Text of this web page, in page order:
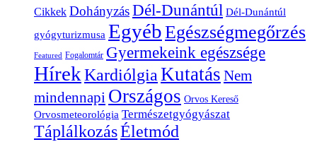
Cikkek DohányzásDél-Dunántúl Dél-Dunántúl
gyógyturizmusa EgyébEgészségmegőrzés
Featured Fogalomtár Gyermekeink egészsége
HírekKardiólgia Kutatás Nem
mindennapi Országos Orvos Kereső
Orvosmeteorológia Természetgyógyászat
TáplálkozásÉletmód